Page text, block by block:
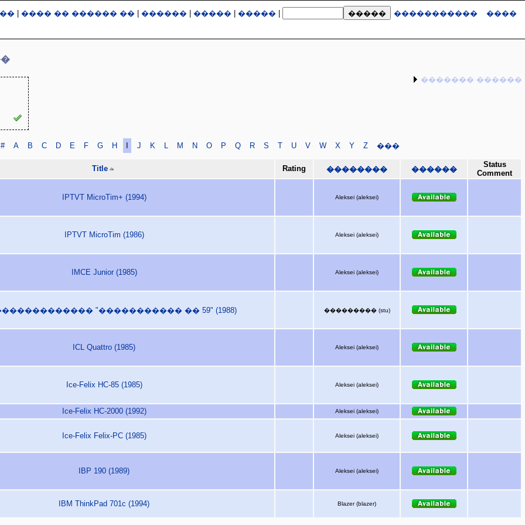
���� �� ������ �� ������ ����� ����� ����������� ����
������� ������
# A B C D E F G H I J K L M N O P Q R S T U V W X Y Z ���
Title Rating �������� ������
Status
Comment
IPTVT MicroTim+ (1994) Aleksei (aleksei)
IPTVT MicroTim (1986) Aleksei (aleksei)
IMCE Junior (1985) Aleksei (aleksei)
"����������� �� 59" (1988) ��������� (stu)
ICL Quattro (1985) Aleksei (aleksei)
Ice-Felix HC-85 (1985) Aleksei (aleksei)
Ice-Felix HC-2000 (1992) Aleksei (aleksei)
Ice-Felix Felix-PC (1985) Aleksei (aleksei)
IBP 190 (1989) Aleksei (aleksei)
IBM ThinkPad 701c (1994) Blazer (blazer)